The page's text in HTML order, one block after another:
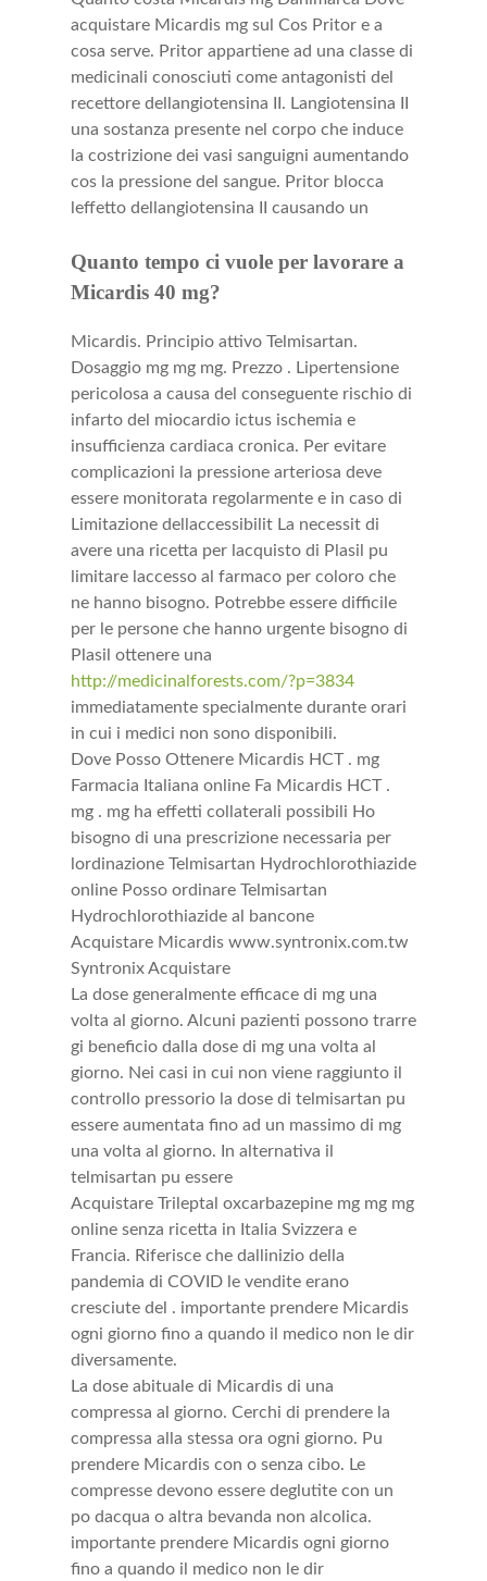
acquistare Micardis mg sul Cos Pritor e a
cosa serve. Pritor appartiene ad una classe di
medicinali conosciuti come antagonisti del
recettore dellangiotensina II. Langiotensina II
una sostanza presente nel corpo che induce
la costrizione dei vasi sanguigni aumentando
cos la pressione del sangue. Pritor blocca
leffetto dellangiotensina II causando un
Quanto tempo ci vuole per lavorare a
Micardis 40 mg?
Micardis. Principio attivo Telmisartan.
Dosaggio mg mg mg. Prezzo . Lipertensione
pericolosa a causa del conseguente rischio di
infarto del miocardio ictus ischemia e
insufficienza cardiaca cronica. Per evitare
complicazioni la pressione arteriosa deve
essere monitorata regolarmente e in caso di
Limitazione dellaccessibilit La necessit di
avere una ricetta per lacquisto di Plasil pu
limitare laccesso al farmaco per coloro che
ne hanno bisogno. Potrebbe essere difficile
per le persone che hanno urgente bisogno di
Plasil ottenere una
http://medicinalforests.com/?p=3834
immediatamente specialmente durante orari
in cui i medici non sono disponibili.
Dove Posso Ottenere Micardis HCT . mg
Farmacia Italiana online Fa Micardis HCT .
mg . mg ha effetti collaterali possibili Ho
bisogno di una prescrizione necessaria per
lordinazione Telmisartan Hydrochlorothiazide
online Posso ordinare Telmisartan
Hydrochlorothiazide al bancone
Acquistare Micardis www.syntronix.com.tw
Syntronix Acquistare
La dose generalmente efficace di mg una
volta al giorno. Alcuni pazienti possono trarre
gi beneficio dalla dose di mg una volta al
giorno. Nei casi in cui non viene raggiunto il
controllo pressorio la dose di telmisartan pu
essere aumentata fino ad un massimo di mg
una volta al giorno. In alternativa il
telmisartan pu essere
Acquistare Trileptal oxcarbazepine mg mg mg
online senza ricetta in Italia Svizzera e
Francia. Riferisce che dallinizio della
pandemia di COVID le vendite erano
cresciute del . importante prendere Micardis
ogni giorno fino a quando il medico non le dir
diversamente.
La dose abituale di Micardis di una
compressa al giorno. Cerchi di prendere la
compressa alla stessa ora ogni giorno. Pu
prendere Micardis con o senza cibo. Le
compresse devono essere deglutite con un
po dacqua o altra bevanda non alcolica.
importante prendere Micardis ogni giorno
fino a quando il medico non le dir